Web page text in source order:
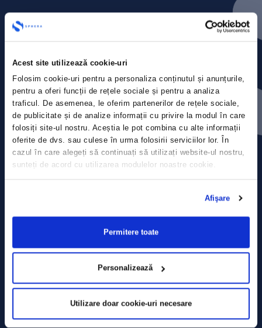
Acest site utilizează cookie-uri
Folosim cookie-uri pentru a personaliza conținutul și anunțurile,
pentru a oferi funcții de rețele sociale și pentru a analiza
traficul. De asemenea, le oferim partenerilor de rețele sociale,
de publicitate și de analize informații cu privire la modul în care
folosiți site-ul nostru. Aceștia le pot combina cu alte informații
oferite de dvs. sau culese în urma folosirii serviciilor lor. În
cazul în care alegeți să continuați să utilizați website-ul nostru,
sunteți de acord cu utilizarea modulelor noastre cookie.
Afişare
Permitere toate
Personalizează
Utilizare doar cookie-uri necesare
Contact
Comunicate de presă